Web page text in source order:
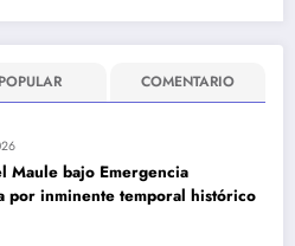
POPULAR COMENTARIO
Maule bajo Emergencia
por inminente temporal histórico